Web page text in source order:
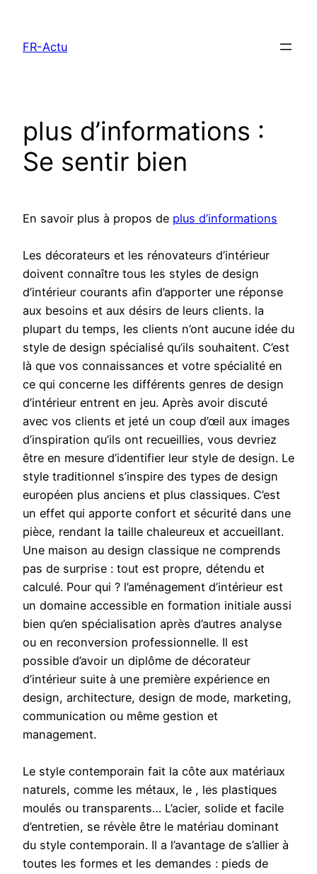
contenu
FR-Actu
plus d’informations :
Se sentir bien
En savoir plus à propos de plus d’informations
Les décorateurs et les rénovateurs d’intérieur
doivent connaître tous les styles de design
d’intérieur courants afin d’apporter une réponse
aux besoins et aux désirs de leurs clients. la
plupart du temps, les clients n’ont aucune idée du
style de design spécialisé qu’ils souhaitent. C’est
là que vos connaissances et votre spécialité en
ce qui concerne les différents genres de design
d’intérieur entrent en jeu. Après avoir discuté
avec vos clients et jeté un coup d’œil aux images
d’inspiration qu’ils ont recueillies, vous devriez
être en mesure d’identifier leur style de design. Le
style traditionnel s’inspire des types de design
européen plus anciens et plus classiques. C’est
un effet qui apporte confort et sécurité dans une
pièce, rendant la taille chaleureux et accueillant.
Une maison au design classique ne comprends
pas de surprise : tout est propre, détendu et
calculé. Pour qui ? l’aménagement d’intérieur est
un domaine accessible en formation initiale aussi
bien qu’en spécialisation après d’autres analyse
ou en reconversion professionnelle. Il est
possible d’avoir un diplôme de décorateur
d’intérieur suite à une première expérience en
design, architecture, design de mode, marketing,
communication ou même gestion et
management.
Le style contemporain fait la côte aux matériaux
naturels, comme les métaux, le , les plastiques
moulés ou transparents… L’acier, solide et facile
d’entretien, se révèle être le matériau dominant
du style contemporain. Il a l’avantage de s’allier à
toutes les formes et les demandes : pieds de